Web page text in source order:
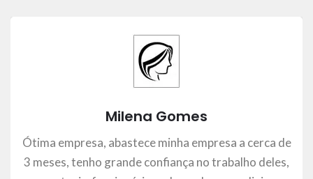
Milena Gomes
Ótima empresa, abastece minha empresa a cerca de
3 meses, tenho grande confiança no trabalho deles,